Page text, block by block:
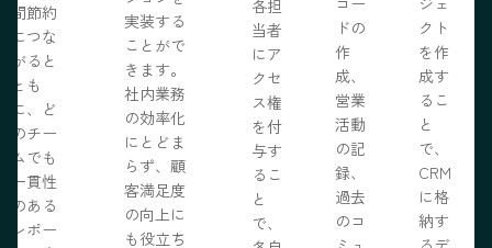
間節約
につな
がると
とも
に、ど
のチー
ムでも
一貫性
のある
レポー
実装する
ことがで
きます。
社内業務
の効率化
にとどま
らず、顧
客満足度
の向上に
も役立ち
各担
当者
にア
クセ
ス権
を付
与す
るこ
と
で、
ドの
作
成、
営業
活動
の記
録、
過去
のコ
クト
を作
成す
るこ
と
で、
CRM
に格
納す